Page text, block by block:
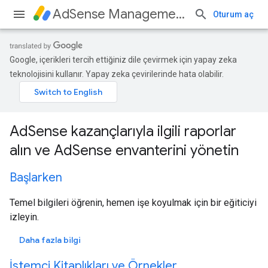
AdSense Management API Oturum aç
Google, içerikleri tercih ettiğiniz dile çevirmek için yapay zeka
teknolojisini kullanır. Yapay zeka çevirilerinde hata olabilir.
AdSense kazançlarıyla ilgili raporlar
alın ve AdSense envanterini yönetin
Başlarken
Temel bilgileri öğrenin, hemen işe koyulmak için bir eğiticiyi
izleyin.
Daha fazla bilgi